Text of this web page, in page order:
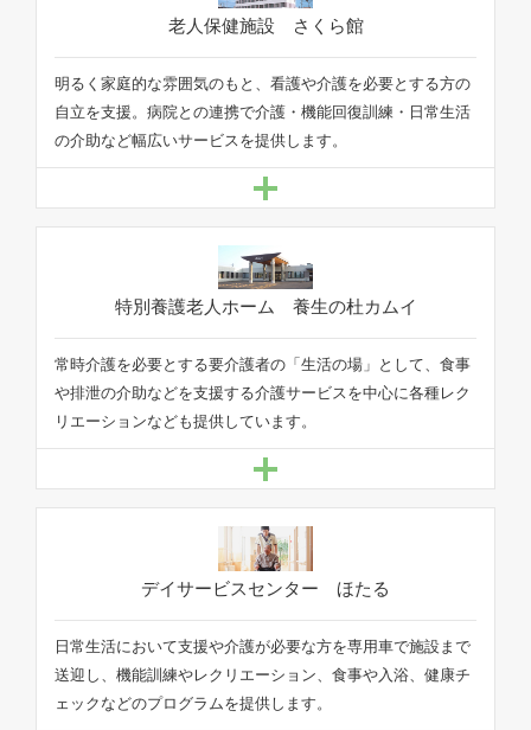
明るく家庭的な雰囲気のもと、看護や介護を必要とする方の
自立を支援。病院との連携で介護・機能回復訓練・日常生活
の介助など幅広いサービスを提供します。
常時介護を必要とする要介護者の「生活の場」として、食事
や排泄の介助などを支援する介護サービスを中心に各種レク
リエーションなども提供しています。
日常生活において支援や介護が必要な方を専用車で施設まで
送迎し、機能訓練やレクリエーション、食事や入浴、健康チ
ェックなどのプログラムを提供します。